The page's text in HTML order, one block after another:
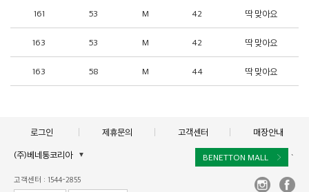
161 53 M 42 딱 맞아요
163 53 M 42 딱 맞아요
163 58 M 44 딱 맞아요
로그인 제휴문의 고객센터 매장안내
BENETTON MALL `
(주)베네통코리아 ▼
대표이사 : 김규완
고객센터 : 1544-2855